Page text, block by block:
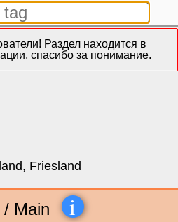
Раздел находится в
спасибо за понимание.
Friesland
Main i